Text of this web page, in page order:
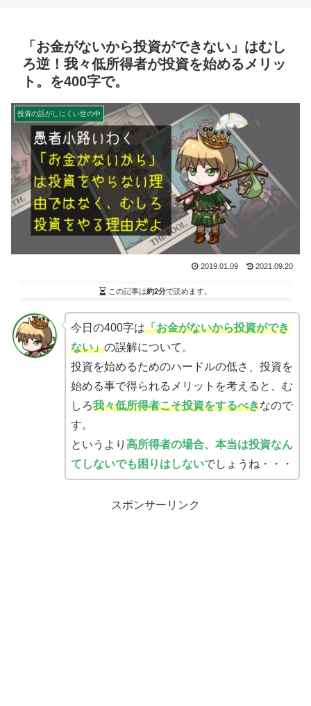
「お金がないから投資ができない」はむし
ろ逆！我々低所得者が投資を始めるメリッ
ト。を400字で。
投資の話がしにくい世の中
2019.01.09 2021.09.20
この記事は約2分で読めます。
今日の400字は「お金がないから投資ができ
ない」の誤解について。
投資を始めるためのハードルの低さ、投資を
始める事で得られるメリットを考えると、む
しろ我々低所得者こそ投資をするべきなので
す。
というより 高所得者の場合、本当は投資なん
てしないでも困りはしないでしょうね・・・
スポンサーリンク